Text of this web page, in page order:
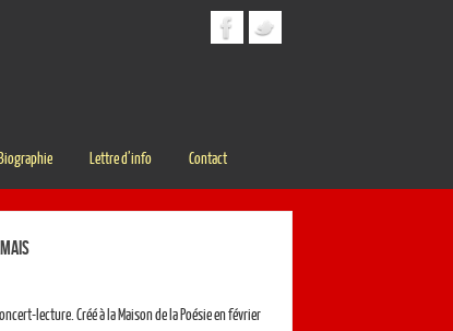
Biographie Lettre d’info Contact
lecture. Créé à la Maison de la Poésie en février